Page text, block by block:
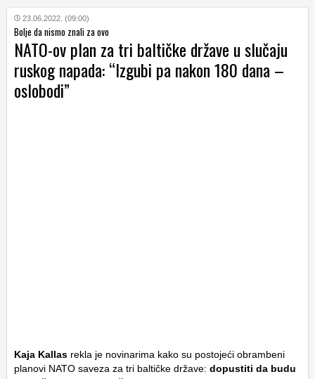
23.06.2022. (09:00)
Bolje da nismo znali za ovo
NATO-ov plan za tri baltičke države u slučaju
ruskog napada: “Izgubi pa nakon 180 dana –
oslobodi”
Kaja Kallas rekla je novinarima kako su postojeći obrambeni
planovi NATO saveza za tri baltičke države: dopustiti da budu